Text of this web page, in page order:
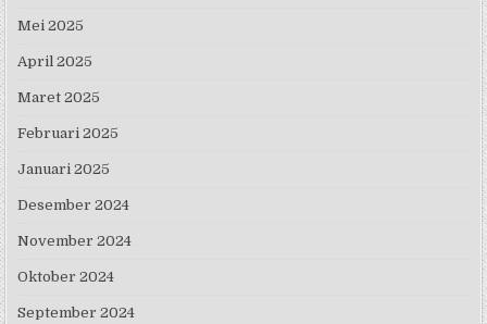
Mei 2025
April 2025
Maret 2025
Februari 2025
Januari 2025
Desember 2024
November 2024
Oktober 2024
September 2024